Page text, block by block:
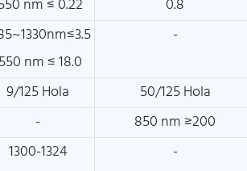
nm ≤ 0.22
0.8
nm ≤ 18.0
-
9/125 Hola 50/125 Hola
- 850 nm ≥200
1300-1324 -